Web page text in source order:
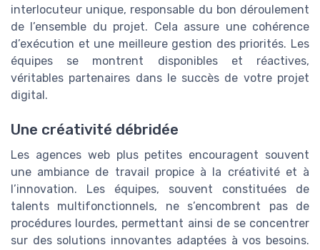
interlocuteur unique, responsable du bon déroulement
de l’ensemble du projet. Cela assure une cohérence
d’exécution et une meilleure gestion des priorités. Les
équipes se montrent disponibles et réactives,
véritables partenaires dans le succès de votre projet
digital.
Une créativité débridée
Les agences web plus petites encouragent souvent
une ambiance de travail propice à la créativité et à
l’innovation. Les équipes, souvent constituées de
talents multifonctionnels, ne s’encombrent pas de
procédures lourdes, permettant ainsi de se concentrer
sur des solutions innovantes adaptées à vos besoins.